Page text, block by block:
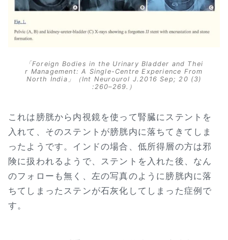
「Foreign Bodies in the Urinary Bladder and Thei
r Management: A Single-Centre Experience From
North India」（Int Neurourol J.2016 Sep; 20 (3)
:260–269.）
これは膀胱から内視鏡を使って腎臓にステントを
入れて、そのステントが膀胱内に落ちてきてしま
ったようです。インドの場合、低所得層の方は邪
険に扱われるようで、ステントを入れた後、なん
のフォローも無く、左の写真のように膀胱内に落
ちてしまったステンが石灰化してしまった症例で
す。